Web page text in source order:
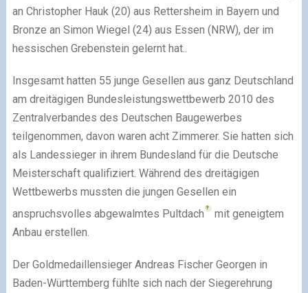
an Christopher Hauk (20) aus Rettersheim in Bayern und
Bronze an Simon Wiegel (24) aus Essen (NRW), der im
hessischen Grebenstein gelernt hat..
Insgesamt hatten 55 junge Gesellen aus ganz Deutschland
am dreitägigen Bundesleistungswettbewerb 2010 des
Zentralverbandes des Deutschen Baugewerbes
teilgenommen, davon waren acht Zimmerer. Sie hatten sich
als Landessieger in ihrem Bundesland für die Deutsche
Meisterschaft qualifiziert. Während des dreitägigen
Wettbewerbs mussten die jungen Gesellen ein
anspruchsvolles abgewalmtes Pultdach
mit geneigtem
Anbau erstellen.
Der Goldmedaillensieger Andreas Fischer Georgen in
Baden-Württemberg fühlte sich nach der Siegerehrung